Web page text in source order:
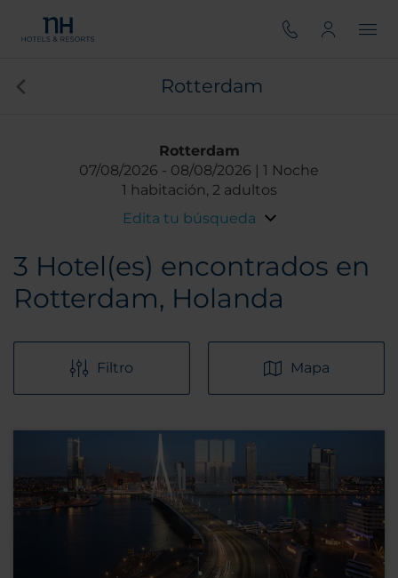
Rotterdam
Rotterdam
07/08/2026
08/08/2026
1 Noche
1 habitación, 2 adultos
Edita tu búsqueda
3 Hotel(es) encontrados en
Rotterdam, Holanda
Filtro Mapa